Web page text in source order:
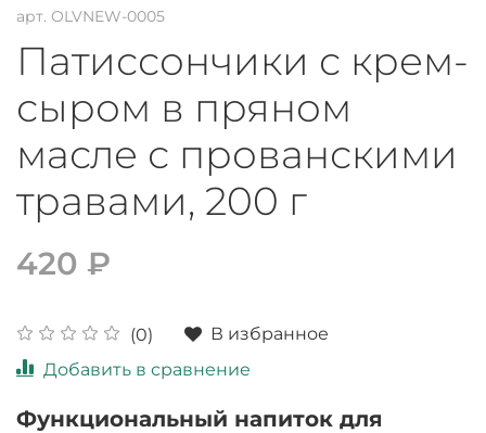
арт. OLVNEW-0005
Патиссончики с крем-
сыром в пряном
масле с прованскими
травами, 200 г
(0)
В избранное
Добавить в сравнение
420 ₽
Функциональный напиток для